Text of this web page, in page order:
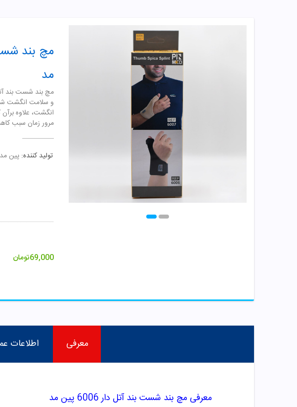
مد
و سلامت انگشت
انگشت، علاوه
مرور زمان سبب
تولید کننده: پین مد
69,000تومان
معرفی اطلاعات
معرفی مچ بند شست بند آتل دار 6006 پین مد